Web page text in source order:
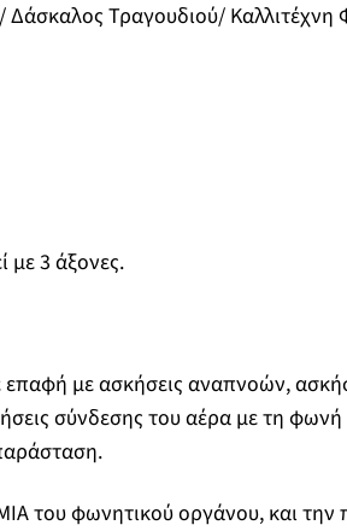
Τραγουδιού/ Καλλιτέχνη
με 3 άξονες.
με ασκήσεις αναπνοών,
σύνδεσης του αέρα με τη
του φωνητικού οργάνου, και